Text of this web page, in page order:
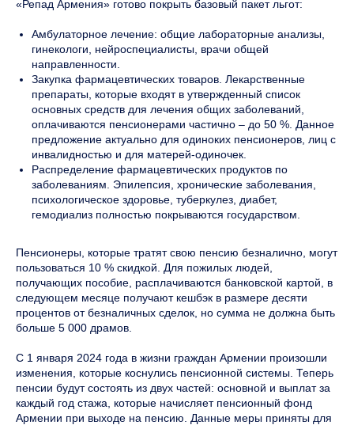
«Репад Армения» готово покрыть базовый пакет льгот:
Амбулаторное лечение: общие лабораторные анализы,
гинекологи, нейроспециалисты, врачи общей
направленности.
Закупка фармацевтических товаров. Лекарственные
препараты, которые входят в утвержденный список
основных средств для лечения общих заболеваний,
оплачиваются пенсионерами частично – до 50 %. Данное
предложение актуально для одиноких пенсионеров, лиц с
инвалидностью и для матерей-одиночек.
Распределение фармацевтических продуктов по
заболеваниям. Эпилепсия, хронические заболевания,
психологическое здоровье, туберкулез, диабет,
гемодиализ полностью покрываются государством.
Пенсионеры, которые тратят свою пенсию безналично, могут
пользоваться 10 % скидкой. Для пожилых людей,
получающих пособие, расплачиваются банковской картой, в
следующем месяце получают кешбэк в размере десяти
процентов от безналичных сделок, но сумма не должна быть
больше 5 000 драмов.
С 1 января 2024 года в жизни граждан Армении произошли
изменения, которые коснулись пенсионной системы. Теперь
пенсии будут состоять из двух частей: основной и выплат за
каждый год стажа, которые начисляет пенсионный фонд
Армении при выходе на пенсию. Данные меры приняты для